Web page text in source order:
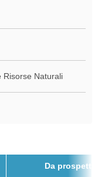
Risorse Naturali
Da prospetto